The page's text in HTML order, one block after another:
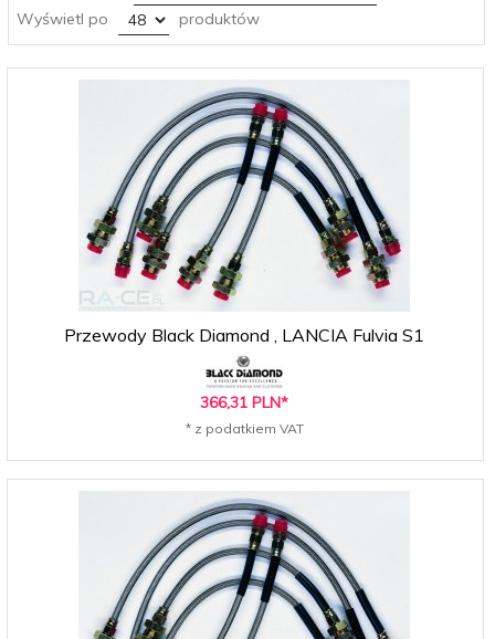
Wyświetl po
pop produktów
Przewody Black Diamond , LANCIA Fulvia S1
366,31 PLN*
* z podatkiem VAT